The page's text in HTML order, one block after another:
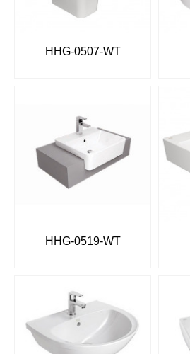
HHG-0507-WT
HHG-0519-WT